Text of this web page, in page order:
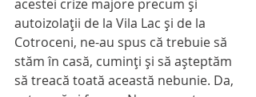
acestei crize majore precum şi
autoizolații de la Vila Lac şi de la
Cotroceni, ne-au spus că trebuie să
stăm în casă, cuminţi şi să aşteptăm
să treacă toată această nebunie. Da,